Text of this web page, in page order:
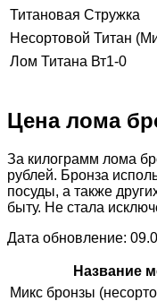
Титановая Стружка
Несортовой Титан
Лом Титана Вт1-0
Цена лома
За килограмм лома
рублей. Бронза
посуды, а также
быту. Не стала
Дата обновление:
Название
Микс бронзы